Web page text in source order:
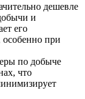
дешевле
и
его
при
по добыче
что